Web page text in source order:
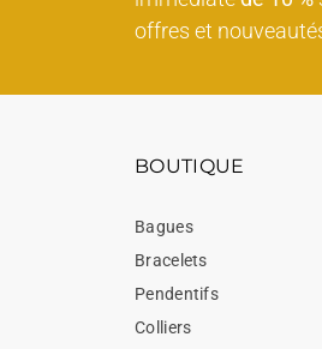
offres et
BOUTIQUE
Bagues
Bracelets
Pendentifs
Colliers